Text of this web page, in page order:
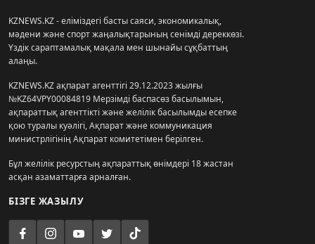
KZNEWS.KZ - еліміздегі басты саяси, экономикалық,
мәдени және спорт жаңалықтарының сенімді дереккөзі.
Үздік сараптамалық мақала мен шынайы сұқбаттың
алаңы.
KZNEWS.KZ ақпарат агенттігі 29.12.2023 жылғы
№KZ64VPY00084819 Мерзімді баспасөз басылымын,
ақпараттық агенттікті және желілік басылымды есепке
қою туралы куәлігі, Ақпарат және коммуникация
министрлігінің Ақпарат комитетімен берілген.
Бұл желілік ресурстың ақпараттық өнімдері 18 жастан
асқан азаматтарға арналған.
БІЗГЕ ЖАЗЫЛУ